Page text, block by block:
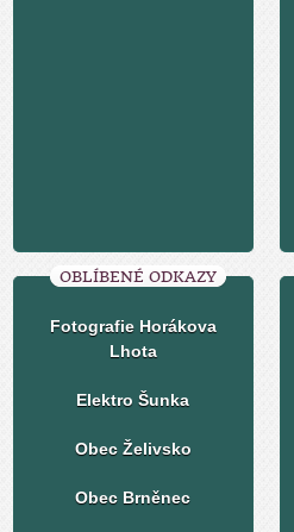
OBLÍBENÉ ODKAZY
Fotografie Horákova
Lhota
Elektro Šunka
Obec Želivsko
Obec Brněnec